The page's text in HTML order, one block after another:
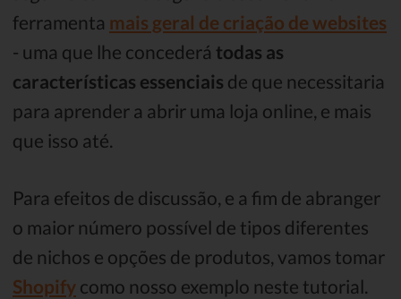
ferramenta mais geral de criação de websites
- uma que lhe concederá todas as
características essenciais de que necessitaria
para aprender a abrir uma loja online, e mais
que isso até.
Para efeitos de discussão, e a fim de abranger
o maior número possível de tipos diferentes
de nichos e opções de produtos, vamos tomar
Shopify como nosso exemplo neste tutorial.